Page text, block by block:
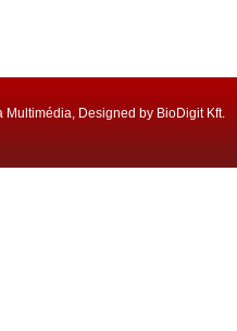
Designed by BioDigit Kft.